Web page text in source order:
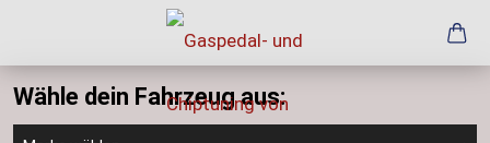
Wähle dein Fahrzeug aus: